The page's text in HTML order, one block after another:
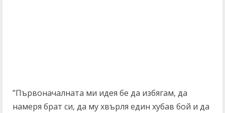
”Първоначалната ми идея бе да избягам, да
намеря брат си, да му хвърля един хубав бой и да